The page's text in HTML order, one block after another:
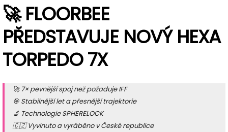
🚀 FLOORBEE
PŘEDSTAVUJE NOVÝ HEXA
TORPEDO 7X
🚀 7× pevnější spoj než požaduje IFF
🎯 Stabilnější let a přesnější trajektorie
🔬 Technologie SPHERELOCK
🇨🇿 Vyvinuto a vyráběno v České republice